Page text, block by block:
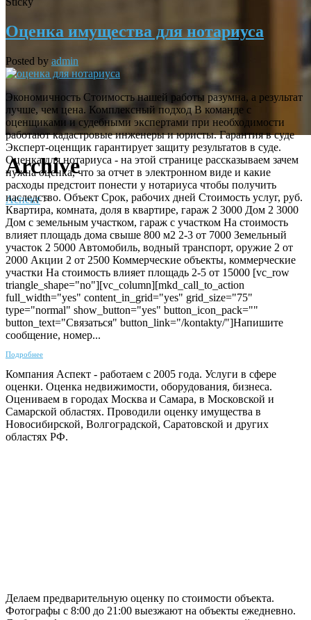
Archive
Аспект>
Оценка имущества для нотариуса
Posted by admin
Экономичность Стоимость нашей работы разумна, а результат
лучше, чем цена. Комплексный подход В команде с
оценщиками и судебными экспертами при необходимости
работают кадастровые инженеры и юристы. Гарантия в суде
Эксперт-оценщик гарантирует защиту результатов в суде.
Оценка для нотариуса - на этой странице рассказываем зачем
нужна оценка, что за отчет в электронном виде и какие
расходы предстоит понести у нотариуса чтобы получить
наследство. Объект Срок, рабочих дней Стоимость услуг, руб.
Квартира, комната, доля в квартире, гараж 2 3000 Дом 2 3000
Дом с земельным участком, гараж с участком На стоимость
влияет площадь дома свыше 800 м2 2-3 от 7000 Земельный
участок 2 5000 Автомобиль, водный транспорт, оружие 2 от
2000 Акции 2 от 2500 Коммерческие объекты, коммерческие
участки На стоимость влияет площадь 2-5 от 15000 [vc_row
triangle_shape="no"][vc_column][mkd_call_to_action
full_width="yes" content_in_grid="yes" grid_size="75"
type="normal" show_button="yes" button_icon_pack=""
button_text="Связаться" button_link="/kontakty/"]Напишите
сообщение, номер...
Подробнее
Компания Аспект - работаем с 2005 года. Услуги в сфере
оценки. Оценка недвижимости, оборудования, бизнеса.
Оцениваем в городах Москва и Самара, в Московской и
Самарской областях. Проводили оценку имущества в
Новосибирской, Волгоградской, Саратовской и других
областях РФ.
Делаем предварительную оценку по стоимости объекта.
Фотографы с 8:00 до 21:00 выезжают на объекты ежедневно.